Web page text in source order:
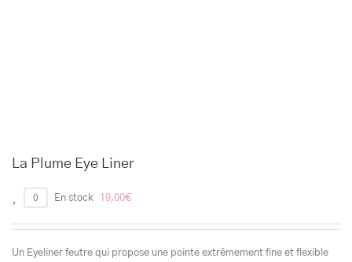
La Plume Eye Liner
0 En stock 19,00€
Un Eyeliner feutre qui propose une pointe extrêmement fine et flexible